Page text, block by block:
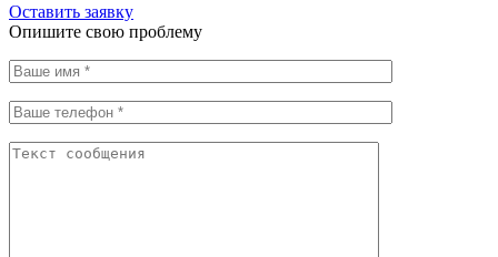
Оставить заявку
Опишите свою проблему